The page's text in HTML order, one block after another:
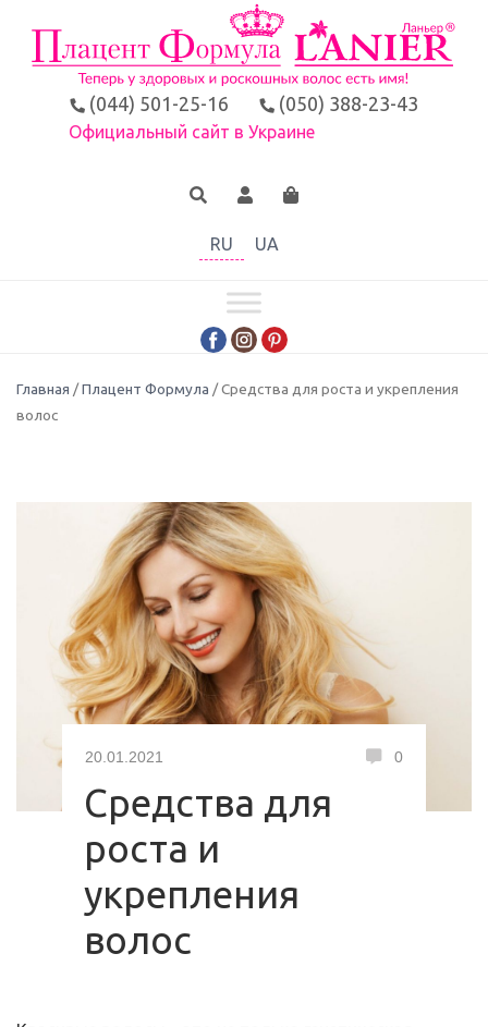
(044) 501-25-16 (050) 388-23-43
Официальный сайт в Украине
RU UA
Главная /Плацент Формула / Средства для роста и укрепления
волос
20.01.2021 0
Средства для
роста и
укрепления
волос